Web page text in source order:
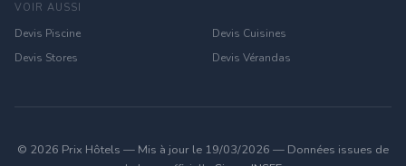
VOIR AUSSI
Devis Piscine
Devis Cuisines
Devis Stores
Devis Vérandas
© 2026 Prix Hôtels — Mis à jour le 19/03/2026 — Données issues de